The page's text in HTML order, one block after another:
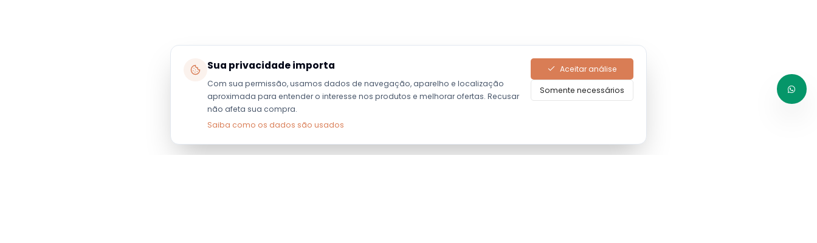
Sua privacidade importa
Com sua permissão, usamos dados de navegação, aparelho e localização
aproximada para entender o interesse nos produtos e melhorar ofertas. Recusar
não afeta sua compra.
Saiba como os dados são usados
Aceitar análise
Somente necessários